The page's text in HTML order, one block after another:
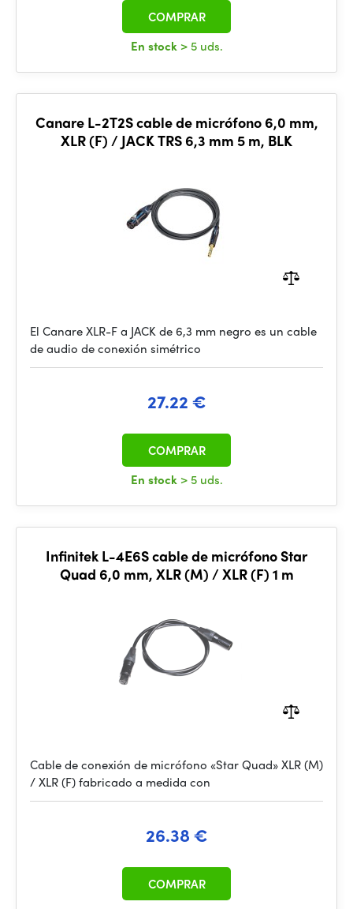
En stock > 5 uds.
COMPRAR
Canare L-2T2S cable de micrófono 6,0 mm,
XLR (F) / JACK TRS 6,3 mm 5 m, BLK
El Canare XLR-F a JACK de 6,3 mm negro es un cable
de audio de conexión simétrico
27.22 €
En stock > 5 uds.
COMPRAR
Infinitek L-4E6S cable de micrófono Star
Quad 6,0 mm, XLR (M) / XLR (F) 1 m
Cable de conexión de micrófono «Star Quad» XLR (M)
/ XLR (F) fabricado a medida con
26.38 €
COMPRAR